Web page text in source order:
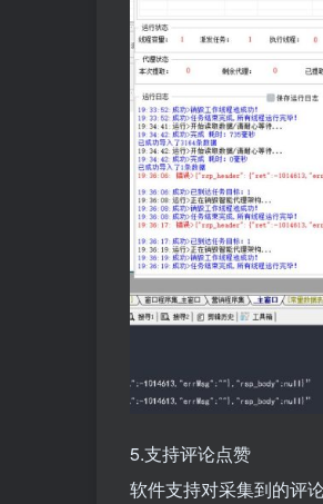
5.支持评论点赞
软件支持对采集到的评